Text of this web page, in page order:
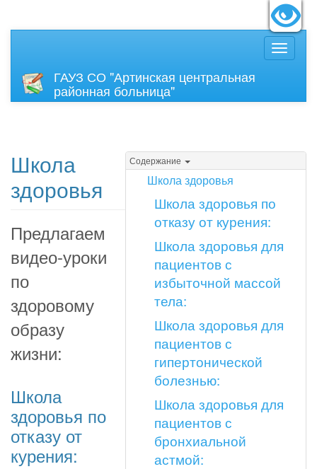
ГАУЗ СО "Артинская центральная
районная больница"
Содержание
Школа здоровья
Школа здоровья по
отказу от курения:
Школа здоровья для
пациентов с
избыточной массой
тела:
Школа здоровья для
пациентов с
гипертонической
болезнью:
Школа здоровья для
пациентов с
бронхиальной
астмой:
Школа
здоровья
Предлагаем
видео-уроки
по
здоровому
образу
жизни:
Школа
здоровья по
отказу от
курения: